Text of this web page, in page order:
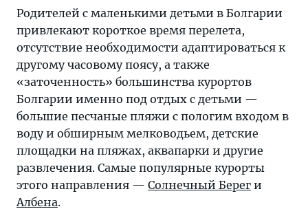
Родителей с маленькими детьми в Болгарии
привлекают короткое время перелета,
отсутствие необходимости адаптироваться к
другому часовому поясу, а также
«заточенность» большинства курортов
Болгарии именно под отдых с детьми —
большие песчаные пляжи с пологим входом в
воду и обширным мелководьем, детские
площадки на пляжах, аквапарки и другие
развлечения. Самые популярные курорты
этого направления — Солнечный Берег и
Албена.